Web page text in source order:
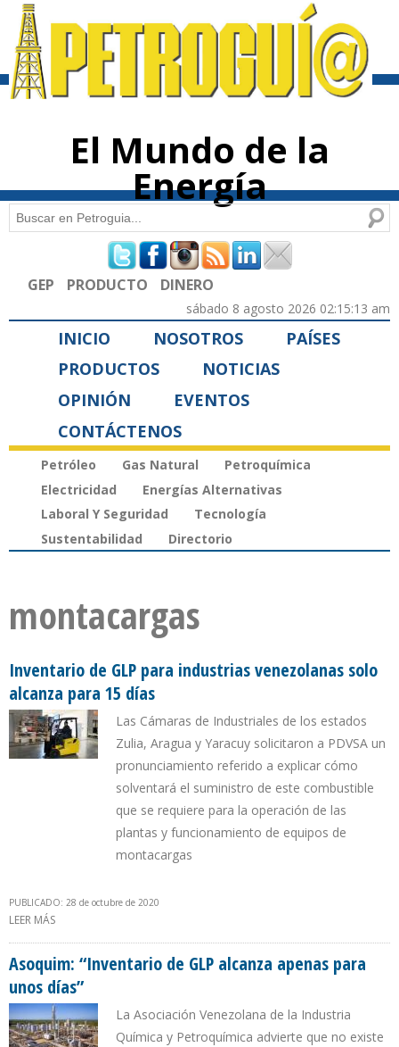
contenido
El Mundo de la
Energía
Formulario de búsqueda
Buscar
GEP PRODUCTO DINERO
sábado 8 agosto 2026 02:15:13 am
INICIO NOSOTROS
PAÍSES
PRODUCTOS
NOTICIAS
OPINIÓN
EVENTOS
CONTÁCTENOS
Petróleo Gas Natural
Petroquímica
Electricidad
Energías Alternativas
Laboral Y Seguridad
Tecnología
Sustentabilidad
Directorio
montacargas
Inventario de GLP para industrias venezolanas solo
alcanza para 15 días
Las Cámaras de Industriales de los estados
Zulia, Aragua y Yaracuy solicitaron a PDVSA un
pronunciamiento referido a explicar cómo
solventará el suministro de este combustible
que se requiere para la operación de las
plantas y funcionamiento de equipos de
montacargas
PUBLICADO: 28 de octubre de 2020
LEER MÁS
Asoquim: “Inventario de GLP alcanza apenas para
unos días”
La Asociación Venezolana de la Industria
Química y Petroquímica advierte que no existe